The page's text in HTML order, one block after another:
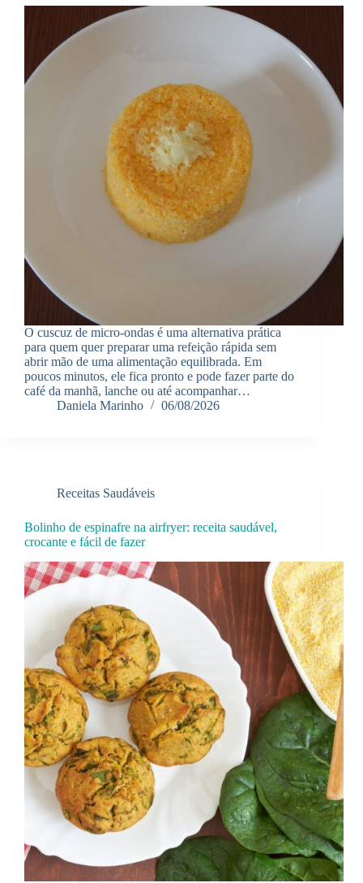
O cuscuz de micro-ondas é uma alternativa prática
para quem quer preparar uma refeição rápida sem
abrir mão de uma alimentação equilibrada. Em
poucos minutos, ele fica pronto e pode fazer parte do
café da manhã, lanche ou até acompanhar…
Daniela Marinho
06/08/2026
Receitas Saudáveis
Bolinho de espinafre na airfryer: receita saudável,
crocante e fácil de fazer